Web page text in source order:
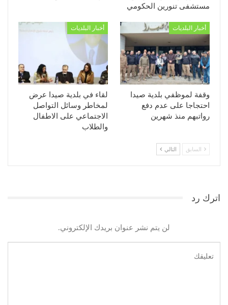
مستشفى تنورين الحكومي
أخبار البلديات
وقفة لموظفي بلدية صيدا
احتجاجا على عدم دفع
رواتبهم منذ شهرين
أخبار البلديات
لقاء في بلدية صيدا عرض
لمخاطر وسائل التواصل
الاجتماعي على الاطفال
والطلاب
السابق التالي
اترك رد
لن يتم نشر عنوان بريدك الإلكتروني.